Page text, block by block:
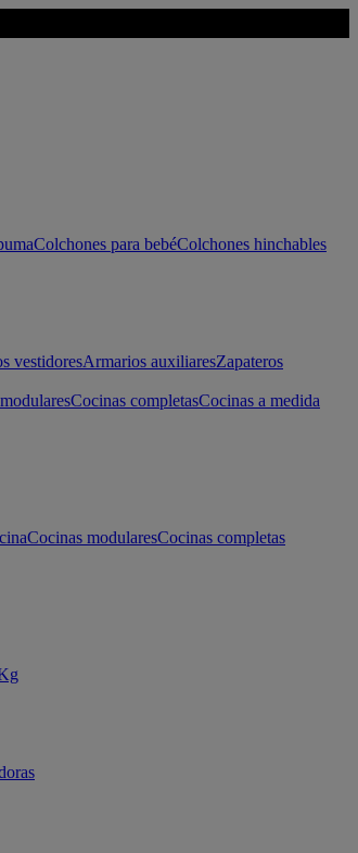
Colchones para bebéColchones hinchables
vestidoresArmarios auxiliaresZapateros
Cocinas completasCocinas a medida
Cocinas modularesCocinas completas